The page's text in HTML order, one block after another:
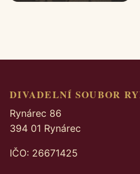
DIVADELNÍ SOUBOR
Rynárec 86
394 01 Rynárec
IČO: 26671425